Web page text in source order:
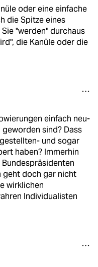
oder eine einfache
die Spitze eines
"werden" durchaus
die Kanüle oder die
einfach neu-
sind? Dass
und sogar
haben? Immerhin
geht doch gar nicht
wirklichen
Individualisten